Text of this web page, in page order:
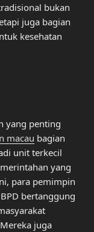
bukan
juga bagian
kesehatan
yang penting
macau bagian
unit terkecil
yang
para pemimpin
bertanggung
juga